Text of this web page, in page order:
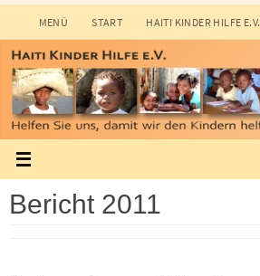
Inhalt
springen
MENÜ START HAITI KINDER HILFE E.V.
Bericht 2011